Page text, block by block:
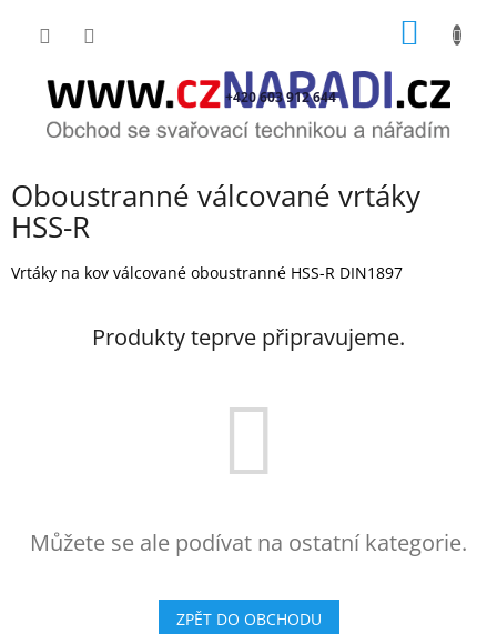
+420 603 912 644
Oboustranné válcované vrtáky
HSS-R
Vrtáky na kov válcované oboustranné HSS-R DIN1897
Produkty teprve připravujeme.
Můžete se ale podívat na ostatní kategorie.
ZPĚT DO OBCHODU